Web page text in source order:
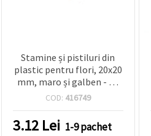
Stamine și pistiluri din
plastic pentru flori, 20x20
mm, maro și galben - 10
buc.
COD: 416749
3.12 Lei 1-9 pachet